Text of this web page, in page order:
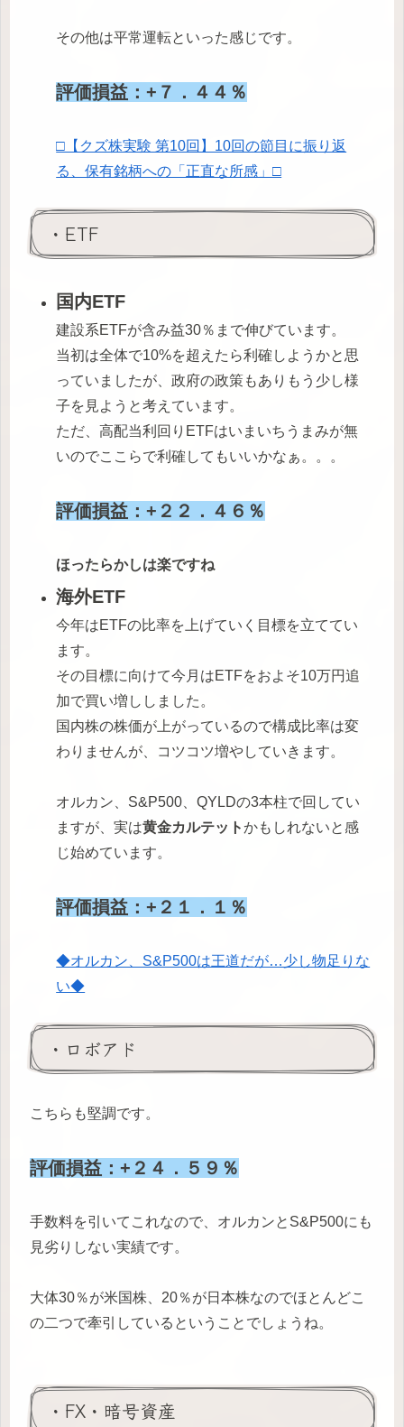
その他は平常運転といった感じです。
評価損益：+７．４４％
□【クズ株実験 第10回】10回の節目に振り返
る、保有銘柄への「正直な所感」□
・ETF
国内ETF
建設系ETFが含み益30％まで伸びています。
当初は全体で10%を超えたら利確しようかと思
っていましたが、政府の政策もありもう少し様
子を見ようと考えています。
ただ、高配当利回りETFはいまいちうまみが無
いのでここらで利確してもいいかなぁ。。。
評価損益：+２２．４６％
ほったらかしは楽ですね
海外ETF
今年はETFの比率を上げていく目標を立ててい
ます。
その目標に向けて今月はETFをおよそ10万円追
加で買い増ししました。
国内株の株価が上がっているので構成比率は変
わりませんが、コツコツ増やしていきます。
オルカン、S&P500、QYLDの3本柱で回してい
ますが、実は黄金カルテットかもしれないと感
じ始めています。
評価損益：+２１．１％
◆オルカン、S&P500は王道だが…少し物足りな
い◆
・ロボアド
こちらも堅調です。
評価損益：+２４．５９％
手数料を引いてこれなので、オルカンとS&P500にも
見劣りしない実績です。
大体30％が米国株、20％が日本株なのでほとんどこ
の二つで牽引しているということでしょうね。
・FX・暗号資産